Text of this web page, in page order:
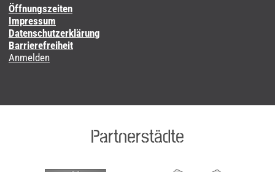
Öffnungszeiten
Impressum
Datenschutzerklärung
Barrierefreiheit
Anmelden
Partnerstädte